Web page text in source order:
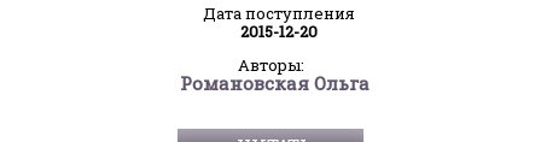
Дата поступления
2015-12-20
Авторы:
Романовская Ольга